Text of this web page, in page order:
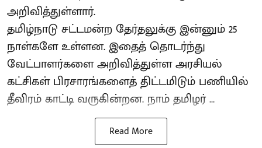
அறிவித்துள்ளார்.
தமிழ்நாடு சட்டமன்ற தேர்தலுக்கு இன்னும் 25
நாள்களே உள்ளன. இதைத் தொடர்ந்து
வேட்பாளர்களை அறிவித்துள்ள அரசியல்
கட்சிகள் பிரசாரங்களைத் திட்டமிடும் பணியில்
தீவிரம் காட்டி வருகின்றன. நாம் தமிழர் ...
Read More